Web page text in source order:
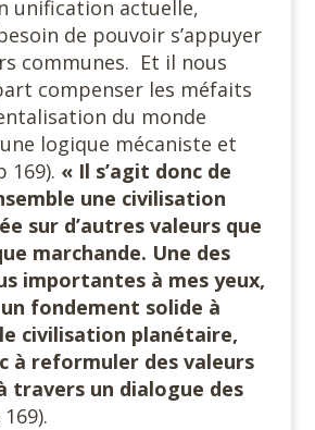
unification actuelle,
de pouvoir s’appuyer
communes. Et il nous
compenser les méfaits
du monde
logique mécaniste et
169). « Il s’agit donc de
une civilisation
sur d’autres valeurs que
marchande. Une des
importantes à mes yeux,
fondement solide à
civilisation planétaire,
à reformuler des valeurs
travers un dialogue des